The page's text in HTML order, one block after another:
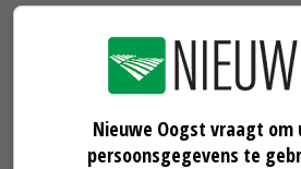
Nieuwe Oogst vraagt
persoonsgegevens te